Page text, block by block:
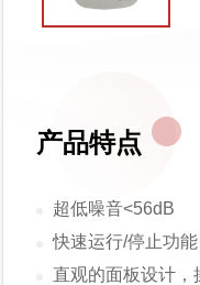
产品特点
超低噪音<56dB
快速运行/停止功能
直观的面板设计，